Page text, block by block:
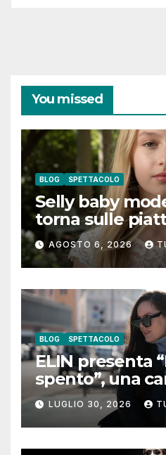
You missed
BLOG SPETTACOLO
Selly baby
torna sulle
digitali con
guarda”
AGOSTO 6, 2026
BLOG SPETTACOLO
ELIN presenta
spento”, una
coraggio di
pensieri
LUGLIO 30, 2026